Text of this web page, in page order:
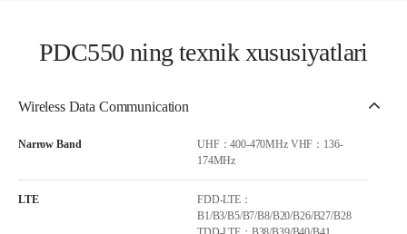
PDC550 ning texnik xususiyatlari
Wireless Data Communication
Narrow Band
UHF：400-470MHz VHF：136-
174MHz
LTE
FDD-LTE：
B1/B3/B5/B7/B8/B20/B26/B27/B28